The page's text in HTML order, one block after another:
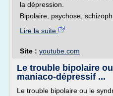
la dépression.
Bipolaire, psychose,
Lire la suite
Site : youtube.com
Le trouble bipolaire
maniaco-dépressif ...
Le trouble bipolaire ou le